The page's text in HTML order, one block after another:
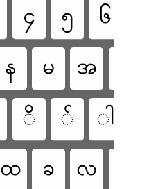
၄ ၅ ၆
န မ အ
ိ ် ါ
ထ ခ လ